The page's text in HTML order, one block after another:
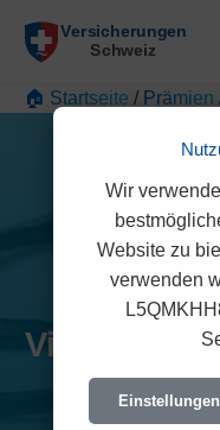
🏠 Startseite / Prämien
Vivao
Wir
Website zu
verwenden
Einstellungen